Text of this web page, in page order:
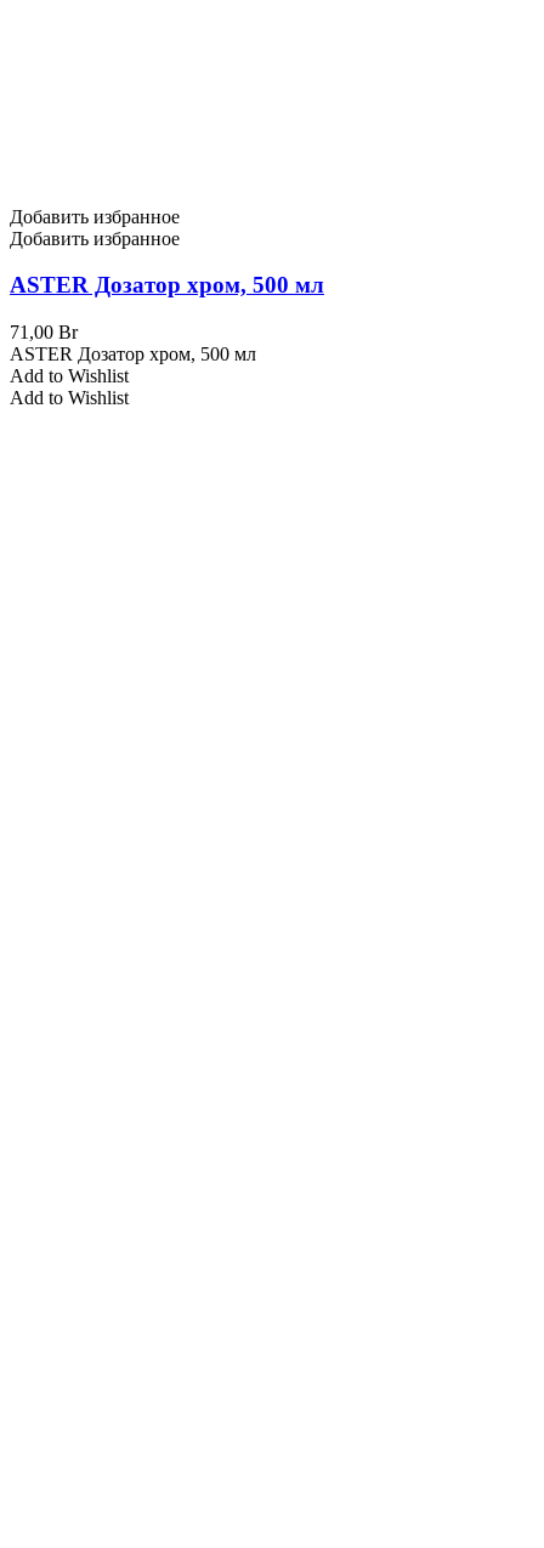
Добавить избранное
Добавить избранное
ASTER Дозатор хром, 500 мл
71,00 Br
ASTER Дозатор хром, 500 мл
Add to Wishlist
Add to Wishlist